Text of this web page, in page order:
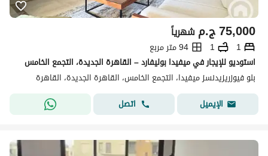
ج.م75,000 شهرياً
1
1
94 متر مربع
استوديو للإيجار في ميفيدا بوليفارد – القاهرة الجديدة، التجمع الخامس
بلو فيوزريزيدنسز ميفيدا، التجمع الخامس، القاهرة الجديدة، القاهرة
الإيميل
اتصل